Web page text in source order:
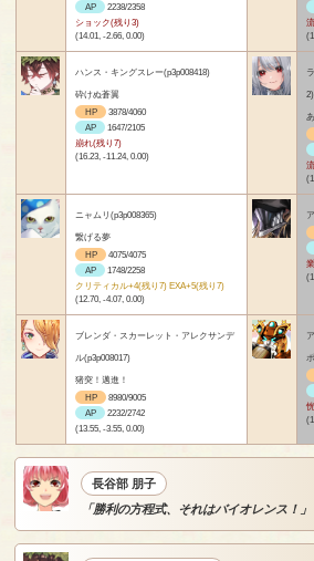
AP
2238/2358
ショック(残り3)
(14.01, -2.66, 0.00)
ハンス・キングスレー(p3p008418)
砕けぬ蒼翼
HP
3878/4060
AP
1647/2105
崩れ(残り7)
(16.23, -11.24, 0.00)
2)
ニャムリ(p3p008365)
繋げる夢
HP
4075/4075
AP
1748/2258
クリティカル+4(残り7) EXA+5(残り7)
(12.70, -4.07, 0.00)
ブレンダ・スカーレット・アレクサンデ
ル(p3p008017)
猪突！邁進！
HP
8980/9005
AP
2232/2742
(13.55, -3.55, 0.00)
長谷部 朋子
「勝利の方程式、それはバイオレンス！」